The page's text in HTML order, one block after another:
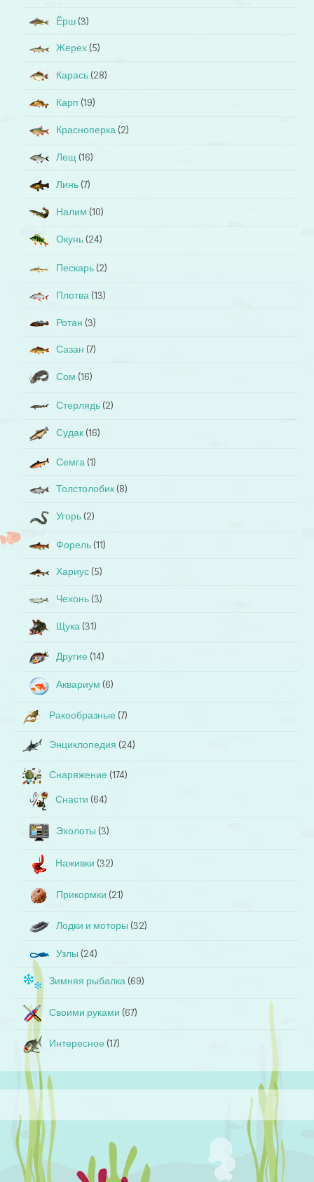
Ёрш (3)
Жерех (5)
Карась (28)
Карп (19)
Красноперка (2)
Лещ (16)
Линь (7)
Налим (10)
Окунь (24)
Пескарь (2)
Плотва (13)
Ротан (3)
Сазан (7)
Сом (16)
Стерлядь (2)
Судак (16)
Семга (1)
Толстолобик (8)
Угорь (2)
Форель (11)
Хариус (5)
Чехонь (3)
Щука (31)
Другие (14)
Аквариум (6)
Ракообразные (7)
Энциклопедия (24)
Снаряжение (174)
Снасти (64)
Эхолоты (3)
Наживки (32)
Прикормки (21)
Лодки и моторы (32)
Узлы (24)
Зимняя рыбалка (69)
Своими руками (67)
Интересное (17)